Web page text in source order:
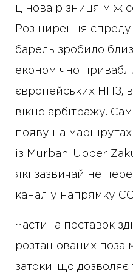
цінова різниця між
Розширення спреду
барель зробило
економічно
європейських НПЗ,
вікно арбітражу.
появу на
із Murban, Upper
які зазвичай не
канал у напрямку
Частина поставок
розташованих поза
затоки, що дозволяє